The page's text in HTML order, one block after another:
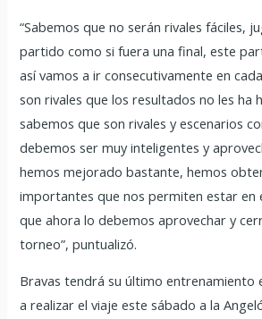
“Sabemos que no serán rivales fáciles,
partido como si fuera una final, este
así vamos a ir consecutivamente en
son rivales que los resultados no les ha
sabemos que son rivales y escenarios
debemos ser muy inteligentes y
hemos mejorado bastante, hemos
importantes que nos permiten estar en
que ahora lo debemos aprovechar y
torneo”, puntualizó.
Bravas tendrá su último entrenamiento
a realizar el viaje este sábado a la